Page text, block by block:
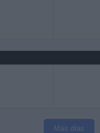
Más días